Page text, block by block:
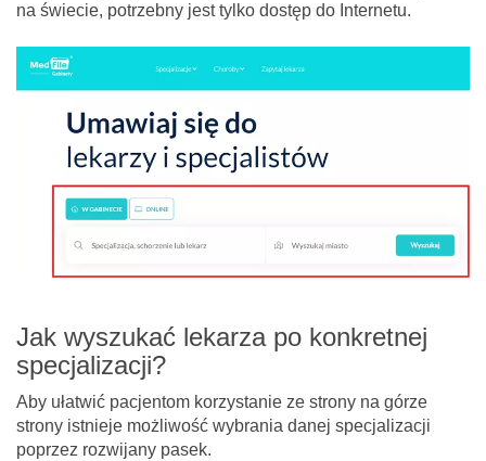
na świecie, potrzebny jest tylko dostęp do Internetu.
Jak wyszukać lekarza po konkretnej
specjalizacji?
Aby ułatwić pacjentom korzystanie ze strony na górze
strony istnieje możliwość wybrania danej specjalizacji
poprzez rozwijany pasek.